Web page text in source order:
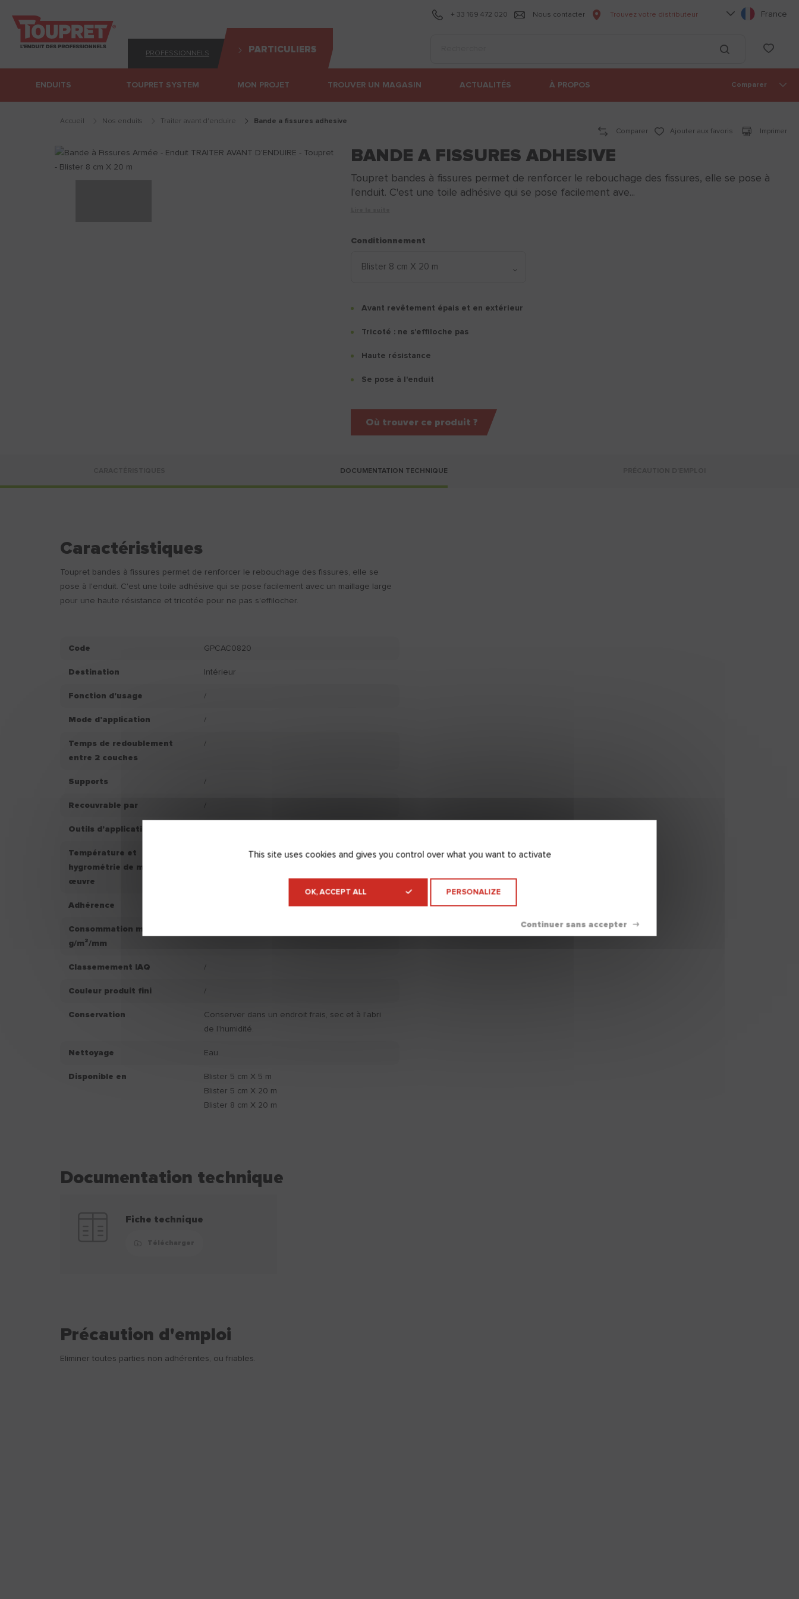
PROFESSIONNELS PARTICULIERS
+ 33 169 472 020 Nous contacter Trouvez votre distributeur Choisissez votre
France
Lancer la
ENDUITS TOUPRET SYSTEM MON PROJET TROUVER UN MAGASIN ACTUALITÉS À PROPOS Comparer
Accueil Nos enduits traiter avant d'enduire
bande a fissures adhesive
Comparer
Ajouter aux favoris Imprimer
BANDE A FISSURES ADHESIVE
Toupret bandes à fissures permet de renforcer le rebouchage des fissures, elle se pose à
l'enduit. C'est une toile adhésive qui se pose facilement ave...
Conditionnement
Avant revêtement épais et en extérieur
Tricoté : ne s'effiloche pas
Haute résistance
Se pose à l'enduit
Où trouver ce produit ?
DOCUMENTATION TECHNIQUE
Caractéristiques
Toupret bandes à fissures permet de renforcer le rebouchage des fissures, elle se
pose à l'enduit. C'est une toile adhésive qui se pose facilement avec un maillage large
pour une haute résistance et tricotée pour ne pas s'effilocher.
Code GPCAC0820
Destination Intérieur
Fonction d'usage /
Mode d'application /
Temps de redoublement
entre 2 couches
/
Supports /
Recouvrable par /
Outils d'application
Température et
hygrométrie de mise en
œuvre
Ne pas appliquer à une température inférieure à
Adhérence
Consommation moyenne
g/m²/mm
Classemement IAQ /
Couleur produit fini /
Conservation
Conserver dans un endroit frais, sec et à l'abri
de l'humidité.
Nettoyage Eau.
Disponible en
Blister 5 cm X 5 m
Blister 5 cm X 20 m
Blister 8 cm X 20 m
Documentation technique
Fiche technique
Précaution d'emploi
Eliminer toutes parties non adhérentes, ou friables.
This site uses cookies and gives you control over what you want to activate
OK, ACCEPT ALL PERSONALIZE